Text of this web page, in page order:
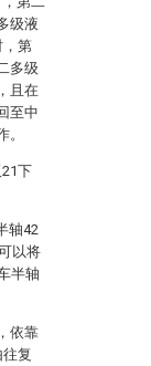
级液
，第
多级
且在
至中
下
轴42
以将
半轴
依靠
复